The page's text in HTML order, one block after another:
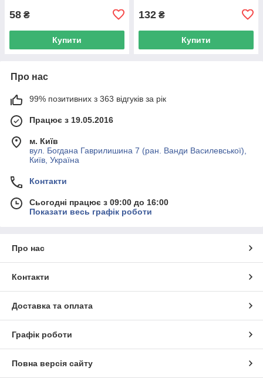
58 ₴
Купити
132 ₴
Купити
Про нас
99% позитивних з 363 відгуків за рік
Працює з 19.05.2016
м. Київ
вул. Богдана Гаврилишина 7 (ран. Ванди Василевської),
Київ, Україна
Контакти
Сьогодні працює з 09:00 до 16:00
Показати весь графік роботи
Про нас
Контакти
Доставка та оплата
Графік роботи
Повна версія сайту